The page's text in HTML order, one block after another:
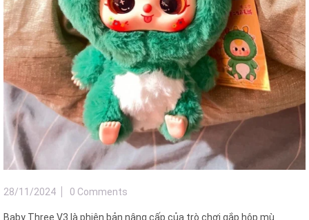
28/11/2024 0 Comments
Baby Three V3 là phiên bản nâng cấp của trò chơi gắp hộp mù